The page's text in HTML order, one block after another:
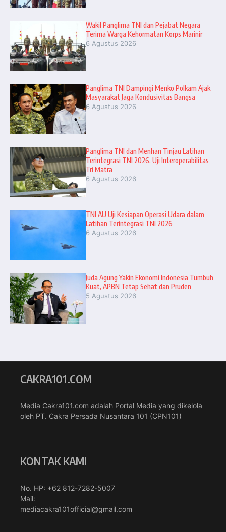
Wakil Panglima TNI dan Pejabat Negara
Terima Warga Kehormatan Korps Marinir
6 Agustus 2026
Panglima TNI Dampingi Menko Polkam Ajak
Masyarakat Jaga Kondusivitas Bangsa
6 Agustus 2026
Panglima TNI dan Menhan Tinjau Latihan
Terintegrasi TNI 2026, Uji Interoperabilitas
Tri Matra
6 Agustus 2026
TNI AU Uji Kesiapan Operasi Udara dalam
Latihan Terintegrasi TNI 2026
6 Agustus 2026
Juda Agung Yakin Ekonomi Indonesia Tumbuh
Kuat, APBN Tetap Sehat dan Pruden
5 Agustus 2026
CAKRA101.COM
Media Cakra101.com adalah Portal Media yang dikelola
oleh PT. Cakra Persada Nusantara 101 (CPN101)
KONTAK KAMI
No. HP: +62 812-7282-5007
Mail:
mediacakra101official@gmail.com